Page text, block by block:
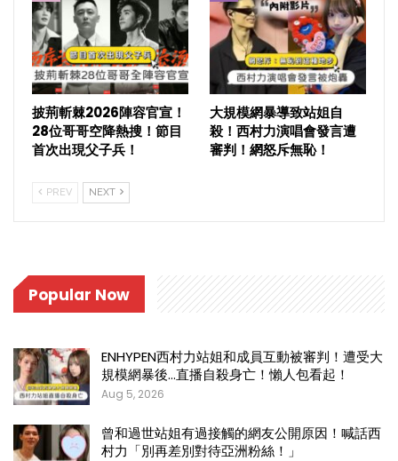
披荊斬棘2026陣容官宣！
28位哥哥空降熱搜！節目
首次出現父子兵！
大規模網暴導致站姐自
殺！西村力演唱會發言遭
審判！網怒斥無恥！
PREV NEXT
Popular Now
ENHYPEN西村力站姐和成員互動被審判！遭受大
規模網暴後…直播自殺身亡！懶人包看起！
Aug 5, 2026
曾和過世站姐有過接觸的網友公開原因！喊話西
村力「別再差別對待亞洲粉絲！」